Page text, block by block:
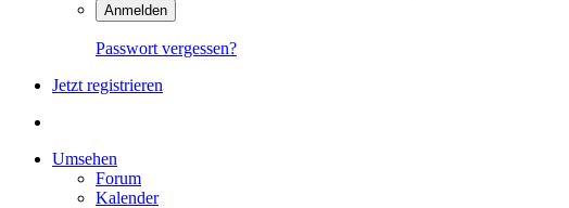
Anmelden
Passwort vergessen?
Jetzt registrieren
Umsehen
Forum
Kalender